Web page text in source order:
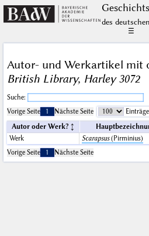
des
☰
Autor- und Werkartikel mit
British Library, Harley 3072
Suche:
Vorige Seite
1 Nächste Seite
Autor oder Werk?
Werk
Scarapsus(Pirminius)
Vorige Seite
1 Nächste Seite